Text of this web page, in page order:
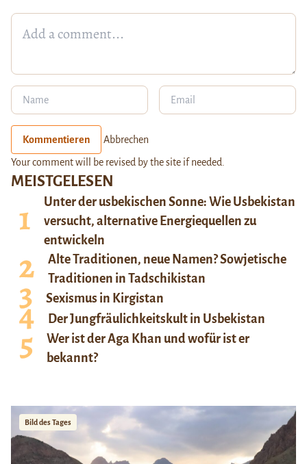
MEISTGELESEN
Unter der usbekischen Sonne: Wie Usbekistan
versucht, alternative Energiequellen zu
entwickeln
Alte Traditionen, neue Namen? Sowjetische
Traditionen in Tadschikistan
Sexismus in Kirgistan
Der Jungfräulichkeitskult in Usbekistan
Wer ist der Aga Khan und wofür ist er
bekannt?
Bild des Tages
Kommentieren Abbrechen
Your comment will be revised by the site if needed.